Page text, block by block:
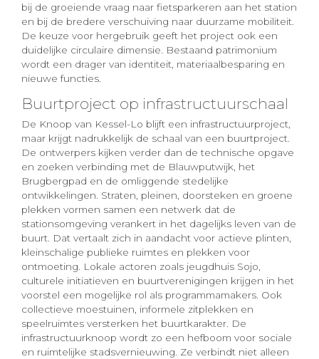
bij de groeiende vraag naar fietsparkeren aan het station
en bij de bredere verschuiving naar duurzame mobiliteit.
De keuze voor hergebruik geeft het project ook een
duidelijke circulaire dimensie. Bestaand patrimonium
wordt een drager van identiteit, materiaalbesparing en
nieuwe functies.
Buurtproject op infrastructuurschaal
De Knoop van Kessel-Lo blijft een infrastructuurproject,
maar krijgt nadrukkelijk de schaal van een buurtproject.
De ontwerpers kijken verder dan de technische opgave
en zoeken verbinding met de Blauwputwijk, het
Brugbergpad en de omliggende stedelijke
ontwikkelingen. Straten, pleinen, doorsteken en groene
plekken vormen samen een netwerk dat de
stationsomgeving verankert in het dagelijks leven van de
buurt. Dat vertaalt zich in aandacht voor actieve plinten,
kleinschalige publieke ruimtes en plekken voor
ontmoeting. Lokale actoren zoals jeugdhuis Sojo,
culturele initiatieven en buurtverenigingen krijgen in het
voorstel een mogelijke rol als programmamakers. Ook
collectieve moestuinen, informele zitplekken en
speelruimtes versterken het buurtkarakter. De
infrastructuurknoop wordt zo een hefboom voor sociale
en ruimtelijke stadsvernieuwing. Ze verbindt niet alleen